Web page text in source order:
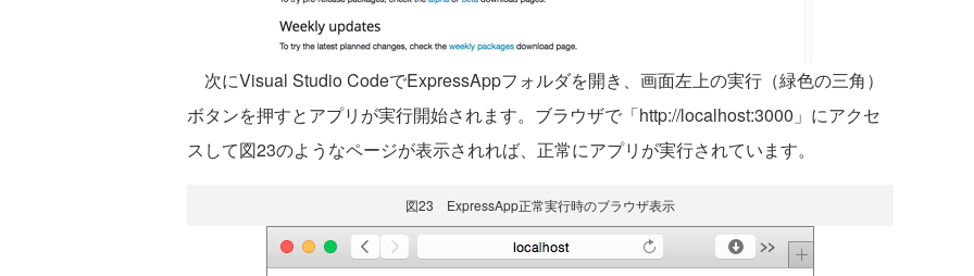
次にVisual Studio CodeでExpressAppフォルダを開き、画面左上の実行（緑色の三角）
ボタンを押すとアプリが実行開始されます。ブラウザで「http://localhost:3000」にアクセ
スして図23のようなページが表示されれば、正常にアプリが実行されています。
図23 ExpressApp正常実行時のブラウザ表示